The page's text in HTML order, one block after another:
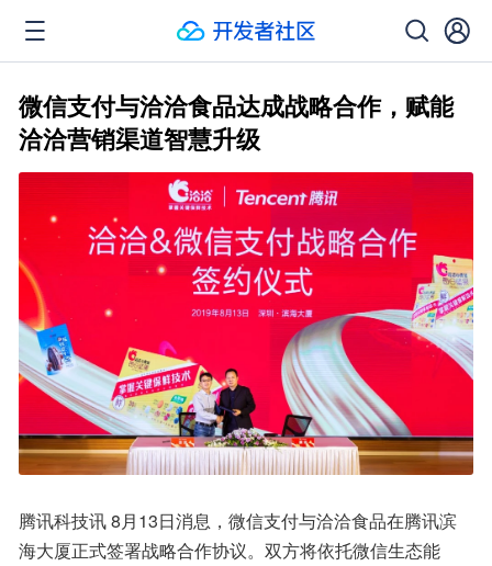
微信支付与洽洽食品达成战略合作，赋能
洽洽营销渠道智慧升级
腾讯科技讯 8月13日消息，微信支付与洽洽食品在腾讯滨
海大厦正式签署战略合作协议。双方将依托微信生态能